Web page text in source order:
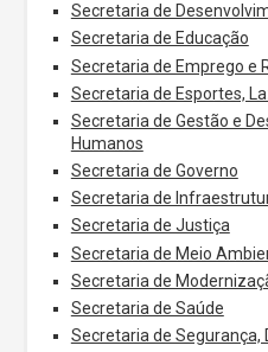
Secretaria de
Secretaria de Educação
Secretaria de Emprego e
Secretaria de Esportes,
Secretaria de Gestão e
Humanos
Secretaria de Governo
Secretaria de
Secretaria de Justiça
Secretaria de Meio
Secretaria de
Secretaria de Saúde
Secretaria de Segurança,